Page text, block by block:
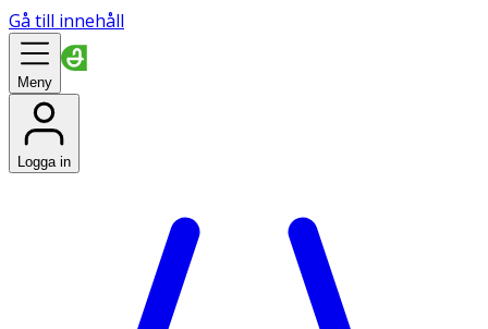
Gå till innehåll
Meny
Logga in